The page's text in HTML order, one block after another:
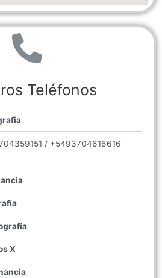
Teléfonos
/ +5493704616616
X